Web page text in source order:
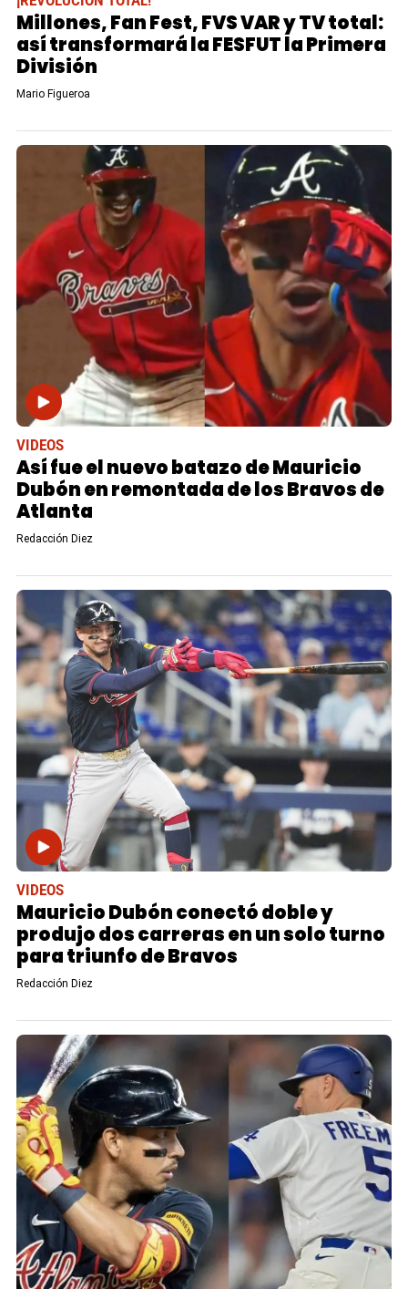
Millones, Fan Fest, FVS VAR y TV total:
así transformará la FESFUT la Primera
División
Mario Figueroa
VIDEOS
Así fue el nuevo batazo de Mauricio
Dubón en remontada de los Bravos de
Atlanta
Redacción Diez
VIDEOS
Mauricio Dubón conectó doble y
produjo dos carreras en un solo turno
para triunfo de Bravos
Redacción Diez